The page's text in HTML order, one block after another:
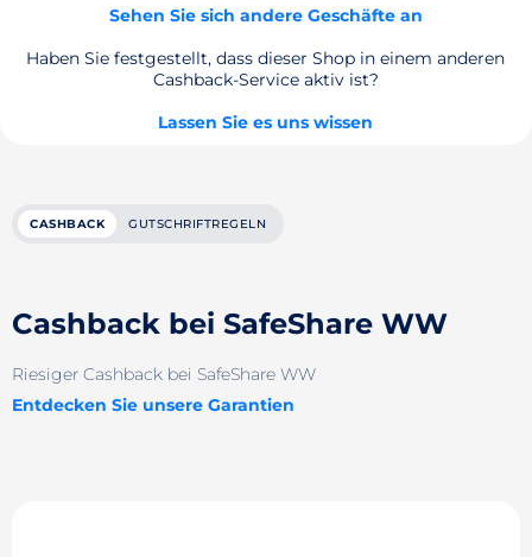
Sehen Sie sich andere Geschäfte an
Haben Sie festgestellt, dass dieser Shop in einem anderen
Cashback-Service aktiv ist?
Lassen Sie es uns wissen
CASHBACK GUTSCHRIFTREGELN
Cashback bei SafeShare WW
Riesiger Cashback bei SafeShare WW
Entdecken Sie unsere Garantien